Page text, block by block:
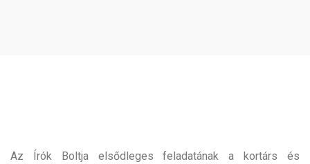
Az Írók Boltja elsődleges feladatának a kortárs és